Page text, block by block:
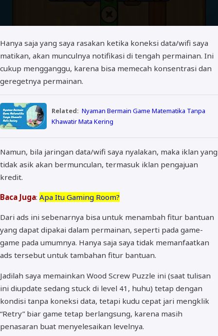
Hanya saja yang saya rasakan ketika koneksi data/wifi saya
matikan, akan munculnya notifikasi di tengah permainan. Ini
cukup mengganggu, karena bisa memecah konsentrasi dan
geregetnya permainan.
Related: Nyaman Bermain Game Matematika Tanpa
Khawatir Mata Kering
Namun, bila jaringan data/wifi saya nyalakan, maka iklan yang
tidak asik akan bermunculan, termasuk iklan pengajuan
kredit.
Baca Juga: Apa Itu Gaming Room?
Dari ads ini sebenarnya bisa untuk menambah fitur bantuan
yang dapat dipakai dalam permainan, seperti pada game-
game pada umumnya. Hanya saja saya tidak memanfaatkan
ads tersebut untuk tambahan fitur bantuan.
Jadilah saya memainkan Wood Screw Puzzle ini (saat tulisan
ini diupdate sedang stuck di level 41, huhu) tetap dengan
kondisi tanpa koneksi data, tetapi kudu cepat jari mengklik
“Retry” biar game tetap berlangsung, karena masih
penasaran buat menyelesaikan levelnya.